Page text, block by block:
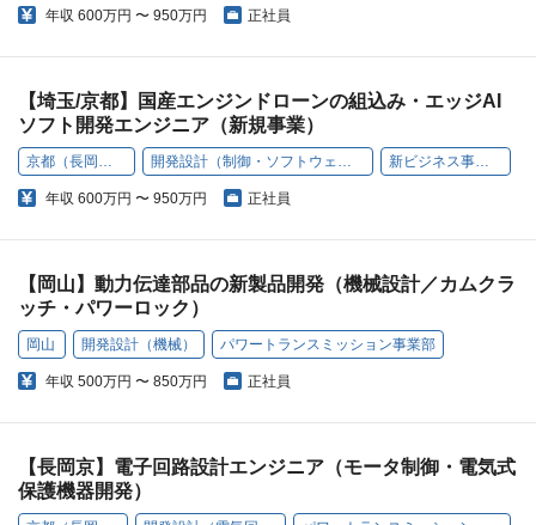
年収 600万円 〜 950万円 正社員
【埼玉/京都】国産エンジンドローンの組込み・エッジAI
ソフト開発エンジニア（新規事業）
京都（長岡京） 開発設計（制御・ソフトウェア） 新ビジネス事業部
年収 600万円 〜 950万円 正社員
【岡山】動力伝達部品の新製品開発（機械設計／カムクラ
ッチ・パワーロック）
岡山 開発設計（機械） パワートランスミッション事業部
年収 500万円 〜 850万円 正社員
【長岡京】電子回路設計エンジニア（モータ制御・電気式
保護機器開発）